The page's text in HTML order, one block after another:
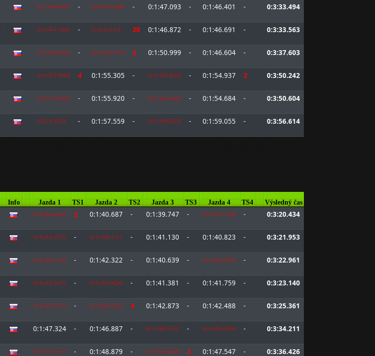
0:1:48.647 - 0:1:47.648 - 0:1:47.093 - 0:1:46.401 - 0:3:33.494
0:1:47.760 - 0:2:4.213 20 0:1:46.872 - 0:1:46.691 - 0:3:33.563
0:1:56.083 - 0:1:52.137 2 0:1:50.999 - 0:1:46.604 - 0:3:37.603
0:1:57.949 4 0:1:55.305 - 0:1:55.638 - 0:1:54.937 2 0:3:50.242
0:2:12.608 - 0:1:55.920 - 0:1:56.848 - 0:1:54.684 - 0:3:50.604
0:2:1.873 - 0:1:57.559 - 0:1:59.270 - 0:1:59.055 - 0:3:56.614
Info Jazda 1 TS1 Jazda 2 TS2 Jazda 3 TS3 Jazda 4 TS4 Výsledný čas
0:1:44.648 2 0:1:40.687 - 0:1:39.747 - 0:1:41.154 - 0:3:20.434
0:1:42.775 - 0:1:43.111 - 0:1:41.130 - 0:1:40.823 - 0:3:21.953
0:1:43.118 - 0:1:42.322 - 0:1:40.639 - 0:1:43.536 - 0:3:22.961
0:1:42.571 - 0:1:42.428 - 0:1:41.381 - 0:1:41.759 - 0:3:23.140
0:1:43.703 - 0:1:46.325 4 0:1:42.873 - 0:1:42.488 - 0:3:25.361
0:1:47.324 - 0:1:46.887 - 0:1:48.772 - 0:1:49.556 - 0:3:34.211
0:1:51.577 - 0:1:48.879 - 0:1:52.848 2 0:1:47.547 - 0:3:36.426